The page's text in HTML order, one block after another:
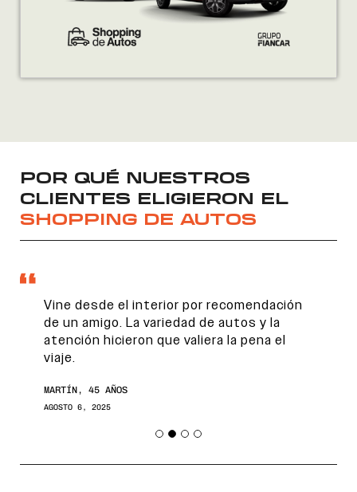
POR QUÉ NUESTROS
CLIENTES ELIGIERON EL
SHOPPING DE AUTOS
Vine desde el interior por recomendación
de un amigo. La variedad de autos y la
atención hicieron que valiera la pena el
viaje.
MARTÍN, 45 AÑOS
AGOSTO 6, 2025